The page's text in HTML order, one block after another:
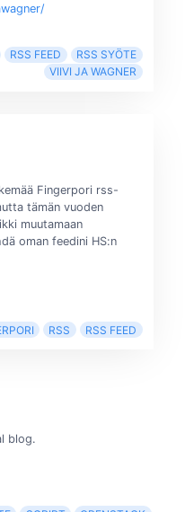
RSS FEED
RSS SYÖTE
VIIVI JA WAGNER
Fingerpori rss-
tämän vuoden
muutamaan
oman feedini HS:n
RSS RSS FEED
blog.